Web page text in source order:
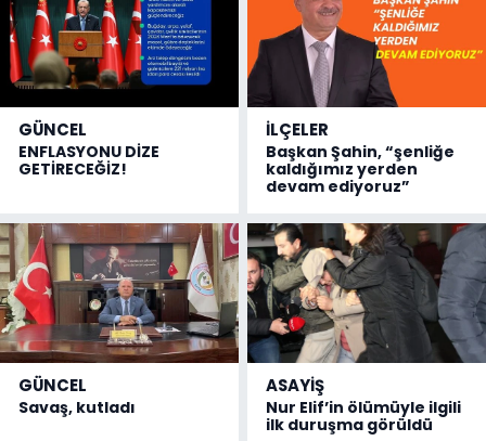
GÜNCEL
ENFLASYONU DİZE
GETİRECEĞİZ!
İLÇELER
Başkan Şahin, “şenliğe
kaldığımız yerden
devam ediyoruz”
GÜNCEL
Savaş, kutladı
ASAYİŞ
Nur Elif’in ölümüyle ilgili
ilk duruşma görüldü